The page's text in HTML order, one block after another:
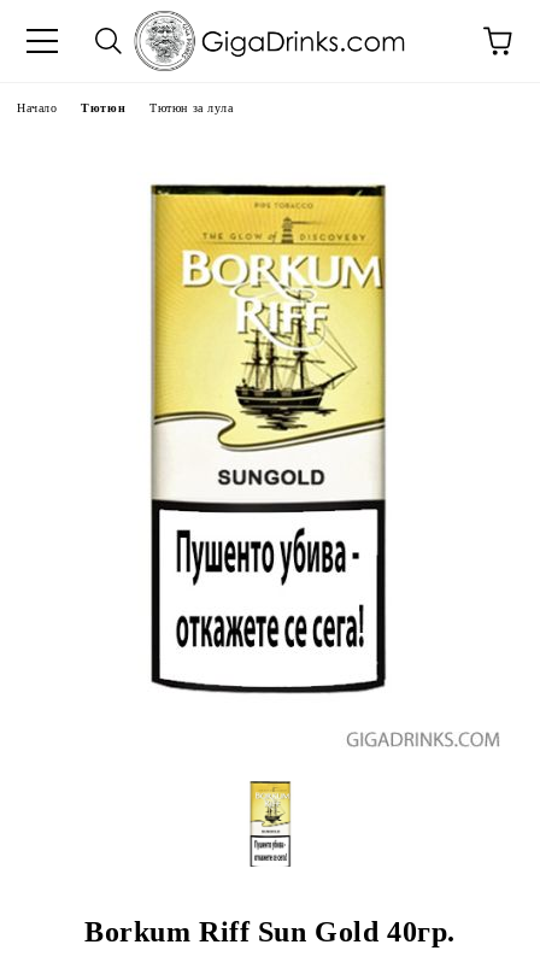
Начало Тютюн Тютюн за лула
Borkum Riff Sun Gold 40гр.